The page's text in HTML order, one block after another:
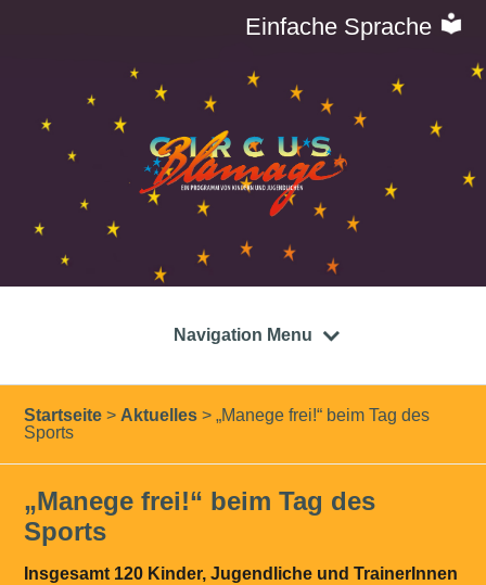
Einfache Sprache
Navigation Menu
Startseite > Aktuelles > „Manege frei!“ beim Tag des
Sports
„Manege frei!“ beim Tag des
Sports
Insgesamt 120 Kinder, Jugendliche und TrainerInnen